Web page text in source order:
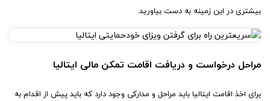
بیشتری در این زمینه به دست بیاورید.
مراحل درخواست و دریافت اقامت تمکن مالی ایتالیا
برای اخذ اقامت ایتالیا باید مراحل و مدارکی وجود دارد که باید پیش از اقدام به